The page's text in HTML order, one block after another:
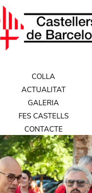
COLLA
ACTUALITAT
GALERIA
FES CASTELLS
CONTACTE